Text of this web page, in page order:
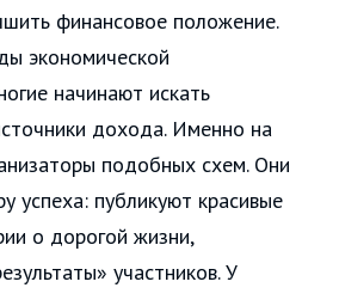
финансовое положение.
экономической
начинают искать
дохода. Именно на
подобных схем. Они
успеха: публикуют красивые
о дорогой жизни,
участников. У